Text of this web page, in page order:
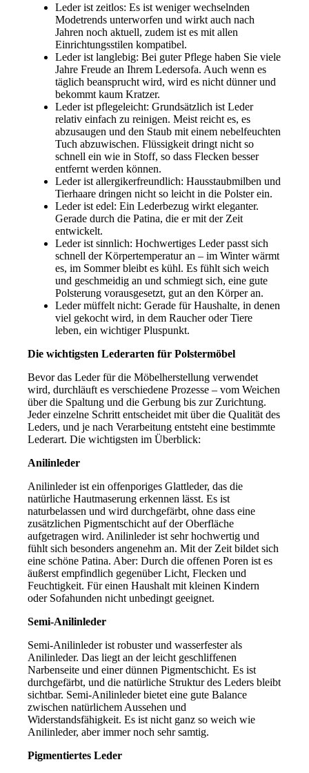
Leder ist zeitlos: Es ist weniger wechselnden
Modetrends unterworfen und wirkt auch nach
Jahren noch aktuell, zudem ist es mit allen
Einrichtungsstilen kompatibel.
Leder ist langlebig: Bei guter Pflege haben Sie viele
Jahre Freude an Ihrem Ledersofa. Auch wenn es
täglich beansprucht wird, wird es nicht dünner und
bekommt kaum Kratzer.
Leder ist pflegeleicht: Grundsätzlich ist Leder
relativ einfach zu reinigen. Meist reicht es, es
abzusaugen und den Staub mit einem nebelfeuchten
Tuch abzuwischen. Flüssigkeit dringt nicht so
schnell ein wie in Stoff, so dass Flecken besser
entfernt werden können.
Leder ist allergikerfreundlich: Hausstaubmilben und
Tierhaare dringen nicht so leicht in die Polster ein.
Leder ist edel: Ein Lederbezug wirkt eleganter.
Gerade durch die Patina, die er mit der Zeit
entwickelt.
Leder ist sinnlich: Hochwertiges Leder passt sich
schnell der Körpertemperatur an – im Winter wärmt
es, im Sommer bleibt es kühl. Es fühlt sich weich
und geschmeidig an und schmiegt sich, eine gute
Polsterung vorausgesetzt, gut an den Körper an.
Leder müffelt nicht: Gerade für Haushalte, in denen
viel gekocht wird, in dem Raucher oder Tiere
leben, ein wichtiger Pluspunkt.
Die wichtigsten Lederarten für Polstermöbel
Bevor das Leder für die Möbelherstellung verwendet
wird, durchläuft es verschiedene Prozesse – vom Weichen
über die Spaltung und die Gerbung bis zur Zurichtung.
Jeder einzelne Schritt entscheidet mit über die Qualität des
Leders, und je nach Verarbeitung entsteht eine bestimmte
Lederart. Die wichtigsten im Überblick:
Anilinleder
Anilinleder ist ein offenporiges Glattleder, das die
natürliche Hautmaserung erkennen lässt. Es ist
naturbelassen und wird durchgefärbt, ohne dass eine
zusätzlichen Pigmentschicht auf der Oberfläche
aufgetragen wird. Anilinleder ist sehr hochwertig und
fühlt sich besonders angenehm an. Mit der Zeit bildet sich
eine schöne Patina. Aber: Durch die offenen Poren ist es
äußerst empfindlich gegenüber Licht, Flecken und
Feuchtigkeit. Für einen Haushalt mit kleinen Kindern
oder Sofahunden nicht unbedingt geeignet.
Semi-Anilinleder
Semi-Anilinleder ist robuster und wasserfester als
Anilinleder. Das liegt an der leicht geschliffenen
Narbenseite und einer dünnen Pigmentschicht. Es ist
durchgefärbt, und die natürliche Struktur des Leders bleibt
sichtbar. Semi-Anilinleder bietet eine gute Balance
zwischen natürlichem Aussehen und
Widerstandsfähigkeit. Es ist nicht ganz so weich wie
Anilinleder, aber immer noch sehr samtig.
Pigmentiertes Leder